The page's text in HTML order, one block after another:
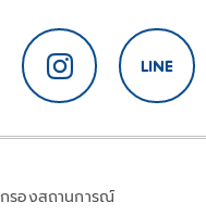
กรองสถานการณ์